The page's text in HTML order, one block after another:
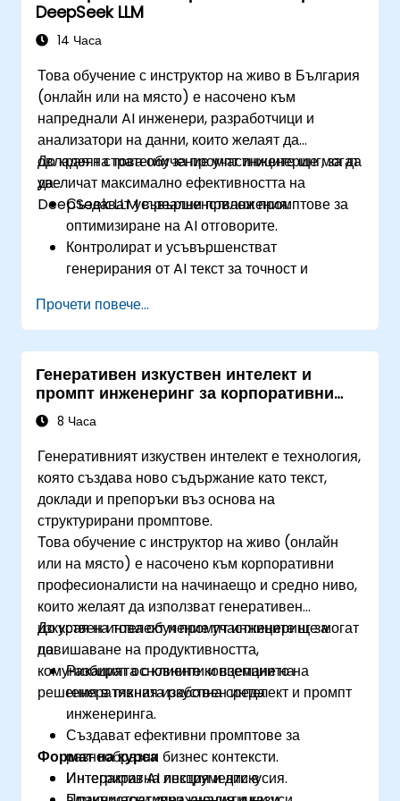
DeepSeek LLM
14 Часа
Това обучение с инструктор на живо в България
(онлайн или на място) е насочено към
напреднали AI инженери, разработчици и
анализатори на данни, които желаят да
овладеят стратегии за промпт инженеринг, за да
увеличат максимално ефективността на
DeepSeek LLM в реални приложения.
До края на това обучение участниците ще могат
да:
Създават усъвършенствани промптове за
оптимизиране на AI отговорите.
Контролират и усъвършенстват
генерирания от AI текст за точност и
Използват техники за свързване на
промптове и управление на контекста.
Намаляват отклоненията и подобряват
етичното използване на AI в промпт
инженеринга.
Прочети повече...
Генеративен изкуствен интелект и
промпт инженеринг за корпоративни
професионалисти
8 Часа
Генеративният изкуствен интелект е технология,
която създава ново съдържание като текст,
доклади и препоръки въз основа на
структурирани промптове.
Това обучение с инструктор на живо (онлайн
или на място) е насочено към корпоративни
професионалисти на начинаещо и средно ниво,
които желаят да използват генеративен
изкуствен интелект и промпт инженеринг за
повишаване на продуктивността,
комуникацията с клиенти и вземането на
решения в тяхната работна среда.
До края на това обучение участниците ще могат
да:
Разбират основните концепции на
генеративния изкуствен интелект и промпт
инженеринга.
Създават ефективни промптове за
разнообразни бизнес контексти.
Интегрират AI инструменти в
Формат на курса
Интерактивна лекция и дискусия.